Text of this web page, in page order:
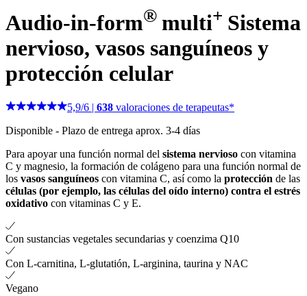
Audio-in-form® multi+ Sistema
nervioso, vasos sanguíneos y
protección celular
5,9/6 | 638 valoraciones de terapeutas*
Disponible - Plazo de entrega aprox. 3-4 días
Para apoyar una función normal del sistema nervioso con vitamina
C y magnesio, la formación de colágeno para una función normal de
los vasos sanguíneos con vitamina C, así como la protección de las
células (por ejemplo, las células del oído interno) contra el estrés
oxidativo con vitaminas C y E.
Con sustancias vegetales secundarias y coenzima Q10
Con L-carnitina, L-glutatión, L-arginina, taurina y NAC
Vegano